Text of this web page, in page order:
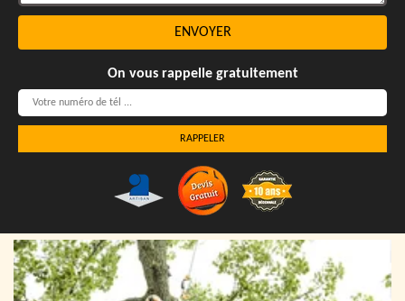
On vous rappelle gratuitement